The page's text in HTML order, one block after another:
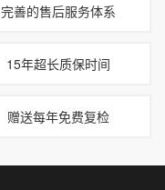
完善的售后服务体系
15年超长质保时间
赠送每年免费复检